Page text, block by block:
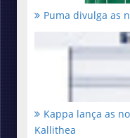
Puma divulga as
Kappa lança as
Kallithea